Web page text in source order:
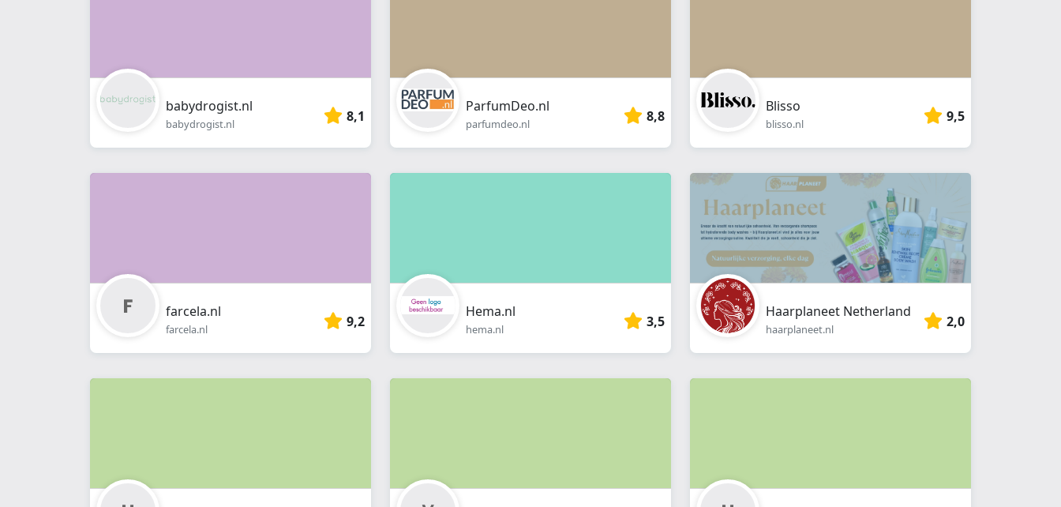
babydrogist.nl
babydrogist.nl 8,1
ParfumDeo.nl
parfumdeo.nl 8,8
Blisso
blisso.nl 9,5
farcela.nl
farcela.nl 9,2
Hema.nl
hema.nl 3,5
Haarplaneet Netherland
haarplaneet.nl 2,0